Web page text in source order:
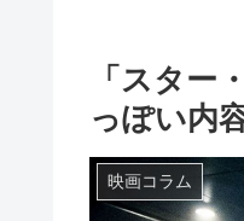
「スター
っぽい内
映画コラム